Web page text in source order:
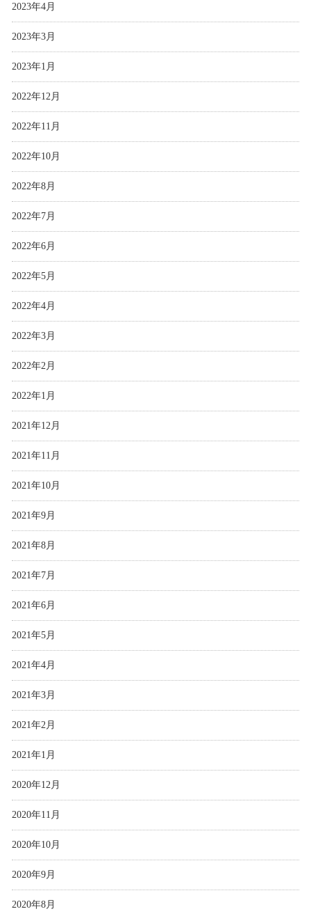
2023年4月
2023年3月
2023年1月
2022年12月
2022年11月
2022年10月
2022年8月
2022年7月
2022年6月
2022年5月
2022年4月
2022年3月
2022年2月
2022年1月
2021年12月
2021年11月
2021年10月
2021年9月
2021年8月
2021年7月
2021年6月
2021年5月
2021年4月
2021年3月
2021年2月
2021年1月
2020年12月
2020年11月
2020年10月
2020年9月
2020年8月